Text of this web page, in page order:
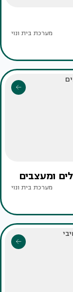
מערכת בית ונוי
מערכת בית ונוי